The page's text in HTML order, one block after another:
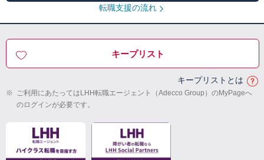
転職支援の流れ
キープリスト
キープリストとは
※ ご利用にあたってはLHH転職エージェント（Adecco Group）のMyPageへ
のログインが必要です。